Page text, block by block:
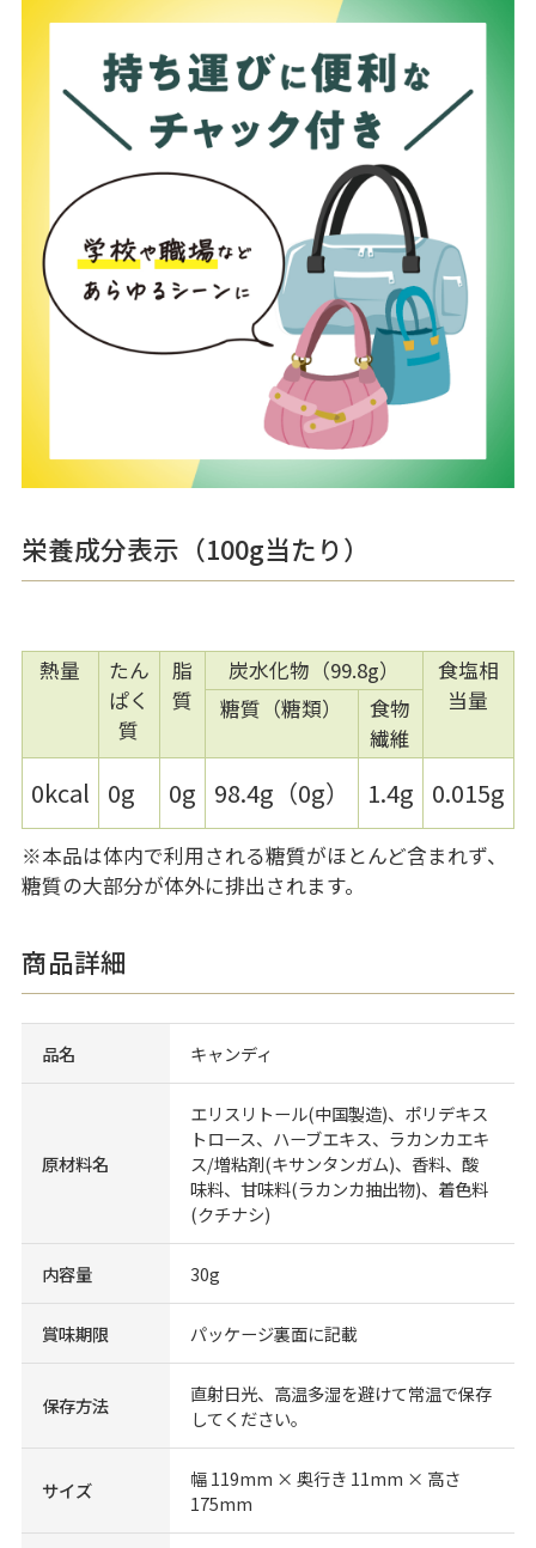
栄養成分表示（100g当たり）
熱量
たん
ぱく
質
脂
質
炭水化物（99.8g）
食塩相
当量
糖質（糖類）
食物
繊維
0kcal 0g 0g 98.4g（0g） 1.4g 0.015g
※本品は体内で利用される糖質がほとんど含まれず、
糖質の大部分が体外に排出されます。
商品詳細
品名 キャンディ
原材料名
エリスリトール(中国製造)、ポリデキス
トロース、ハーブエキス、ラカンカエキ
ス/増粘剤(キサンタンガム)、香料、酸
味料、甘味料(ラカンカ抽出物)、着色料
(クチナシ)
内容量 30g
賞味期限 パッケージ裏面に記載
保存方法
直射日光、高温多湿を避けて常温で保存
してください。
サイズ
幅 119mm × 奥行き 11mm × 高さ
175mm